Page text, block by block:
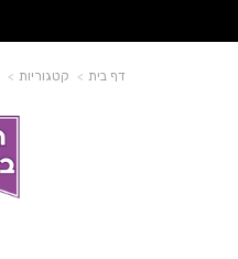
דף בית קטגוריות